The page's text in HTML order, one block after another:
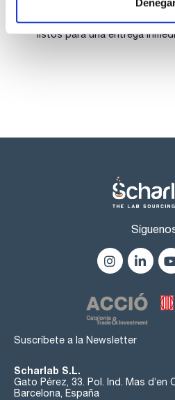
contenido (complexométrico): 99,0
identidad (IR-spectrum): pasa test
insoluble en agua : max. 0,005 %
cinc (Zn): max. 0,005 %
Los productos marcados con
productos marca Scharlau
listos para una entrega
Suscríbete a la Newsletter
Scharlab S.L.
Gato Pérez, 33. Pol. Ind. Mas d’en
Barcelona, España